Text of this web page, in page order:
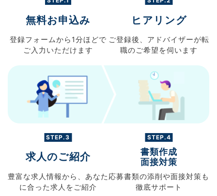
無料お申込み
登録フォームから 1分ほどで
ご入力 いただけます
ヒアリング
ご登録後、 アドバイザーが転
職のご希望を伺います
STEP.3
求人のご紹介
豊富な求人情報から、 あなた
に合った求人を ご紹介
STEP.4
書類作成
面接対策
応募書類の添削や面接対策も
徹底サポート